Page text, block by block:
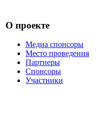
О проекте
Медиа спонсоры
Место проведения
Партнеры
Спонсоры
Участники